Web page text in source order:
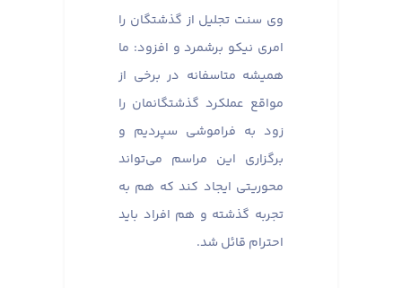
وی سنت تجلیل از گذشتگان را
امری نیکو برشمرد و افزود: ما
همیشه متاسفانه در برخی از
مواقع عملکرد گذشتگانمان را
زود به فراموشی سپردیم و
برگزاری این مراسم می‌تواند
محوریتی ایجاد کند که هم به
تجربه گذشته و هم افراد باید
احترام قائل شد.